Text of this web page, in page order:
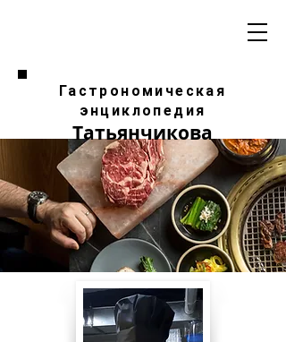
Гастрономическая
энциклопедия
Татьянчикова